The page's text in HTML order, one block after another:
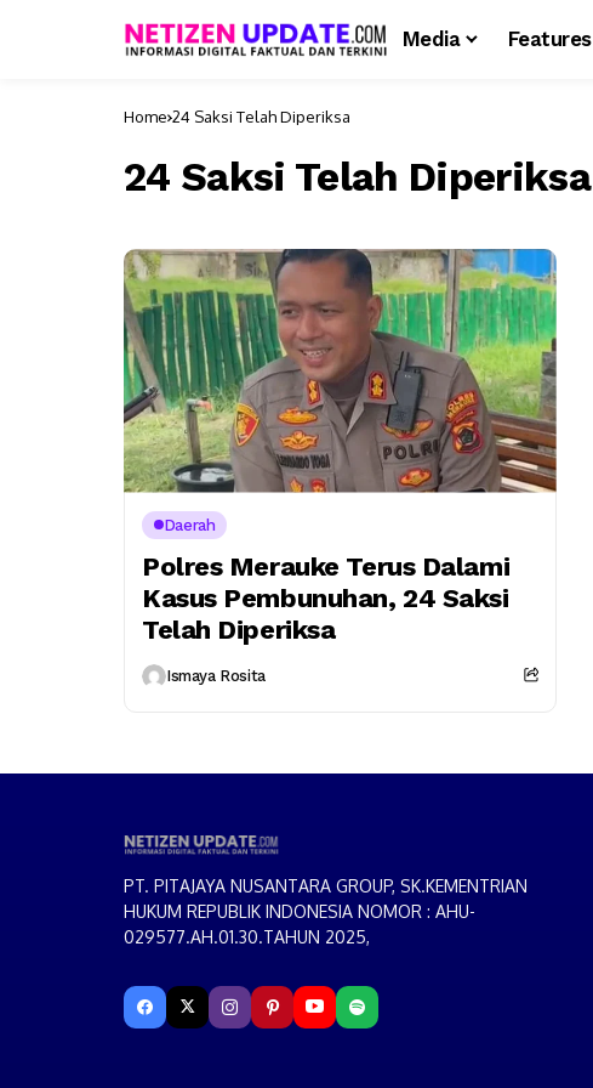
Media Features
Home 24 Saksi Telah Diperiksa
24 Saksi Telah Diperiksa
Daerah
Polres Merauke Terus Dalami
Kasus Pembunuhan, 24 Saksi
Telah Diperiksa
Ismaya Rosita
PT. PITAJAYA NUSANTARA GROUP, SK.KEMENTRIAN
HUKUM REPUBLIK INDONESIA NOMOR : AHU-
029577.AH.01.30.TAHUN 2025,